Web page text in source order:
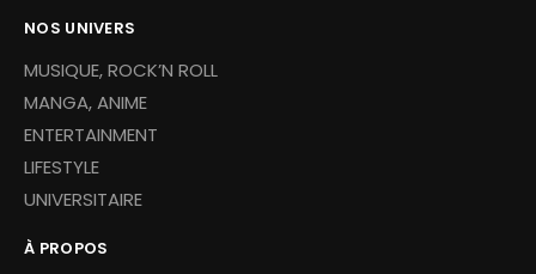
NOS UNIVERS
MUSIQUE, ROCK’N ROLL
MANGA, ANIME
ENTERTAINMENT
LIFESTYLE
UNIVERSITAIRE
À PROPOS